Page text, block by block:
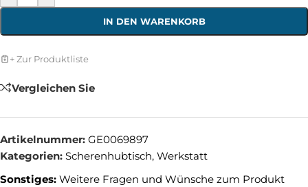
IN DEN WARENKORB
+ Zur Produktliste
Vergleichen Sie
Artikelnummer: GE0069897
Kategorien: Scherenhubtisch, Werkstatt
Sonstiges: Weitere Fragen und Wünsche zum Produkt